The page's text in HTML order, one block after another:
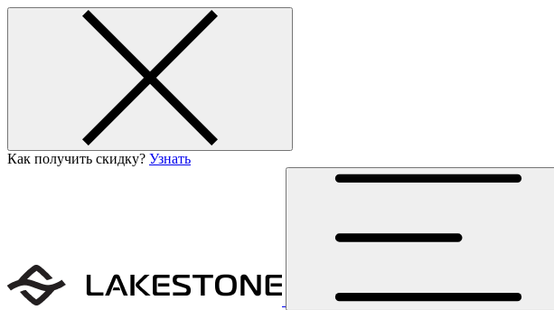
Как получить скидку? Узнать